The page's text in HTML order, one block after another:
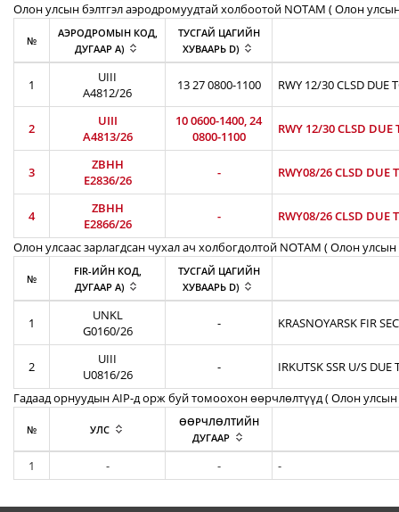
Олон улсын бэлтгэл аэродромуудтай холбоотой NOTAM ( Oлон
№
АЭРОДРОМЫН КОД,
ДУГААР A)
ТУСГАЙ ЦАГИЙН
ХУВААРЬ D)
1
UIII
A4812/26
13 27 0800-1100 RWY 12/30 CLSD DUE
2
UIII
A4813/26
10 0600-1400, 24
0800-1100
RWY 12/30 CLSD DUE
3
ZBHH
E2836/26
- RWY08/26 CLSD DUE
4
ZBHH
E2866/26
-
RWY08/26 CLSD DUE
Олон улсаас зарлагдсан чухал ач холбогдолтой NOTAM ( Олон улсын
№
FIR-ИЙН КОД,
ДУГААР A)
ТУСГАЙ ЦАГИЙН
ХУВААРЬ D)
1
UNKL
G0160/26
- KRASNOYARSK FIR
2
UIII
U0816/26
-
IRKUTSK SSR U/S DUE
Гадаад орнуудын AIP-д орж буй томоохон өөрчлөлтүүд ( Олон улсын
№ УЛС
ӨӨРЧЛӨЛТИЙН
ДУГААР
1 - - -